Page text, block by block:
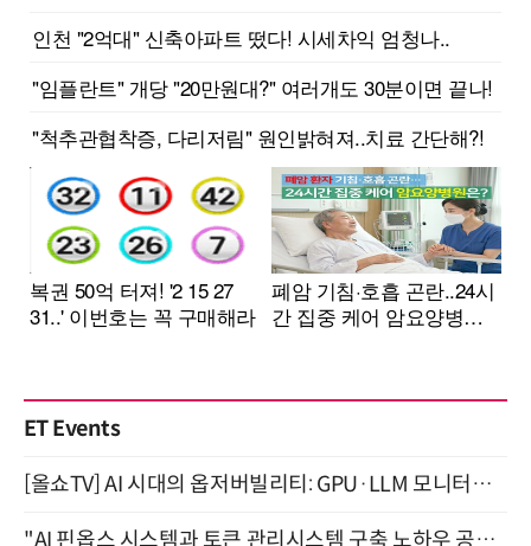
ET Events
[올쇼TV] AI 시대의 옵저버빌리티: GPU·LLM 모니터링부터 AI 기반 장애 대응까지 (8/11 생방송)
"AI 핀옵스 시스템과 토큰 관리시스템 구축 노하우 공개" 잠실 한국광고문화회관 2층 대회의실 (8/21)